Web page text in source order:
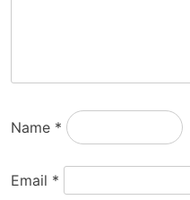
Name *
Email *